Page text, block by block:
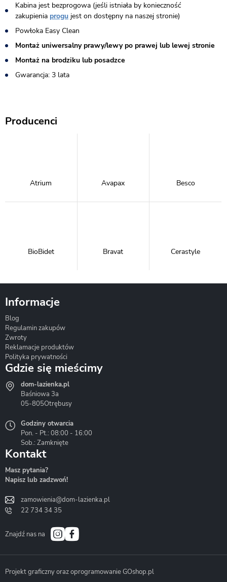
Kabina jest bezprogowa (jeśli istniała by konieczność
zakupienia progu jest on dostępny na naszej stronie)​
Powłoka Easy Clean
Montaż uniwersalny prawy/lewy po prawej lub lewej stronie
Montaż na brodziku lub posadzce
Gwarancja: 3 lata
Producenci
Atrium Avapax Besco
BioBidet Bravat Cerastyle
Hydrostop
Liveno
Bath&Spa
Informacje
Blog
Regulamin zakupów
Zwroty
Reklamacje produktów
Polityka prywatności
Gdzie się mieścimy
dom-lazienka.pl
Baśniowa 3a
05-805Otrębusy
Godziny otwarcia
Pon. - Pt.: 08:00 - 16:00
Sob.: Zamknięte
Kontakt
Masz pytania?
Napisz lub zadzwoń!
zamowienia@dom-lazienka.pl
22 734 34 35
Znajdź nas na
Projekt graficzny oraz oprogramowanie GOshop.pl